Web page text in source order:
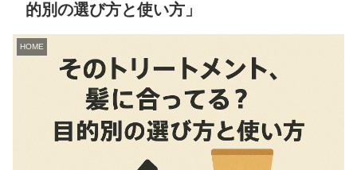
的別の選び方と使い方」
HOME